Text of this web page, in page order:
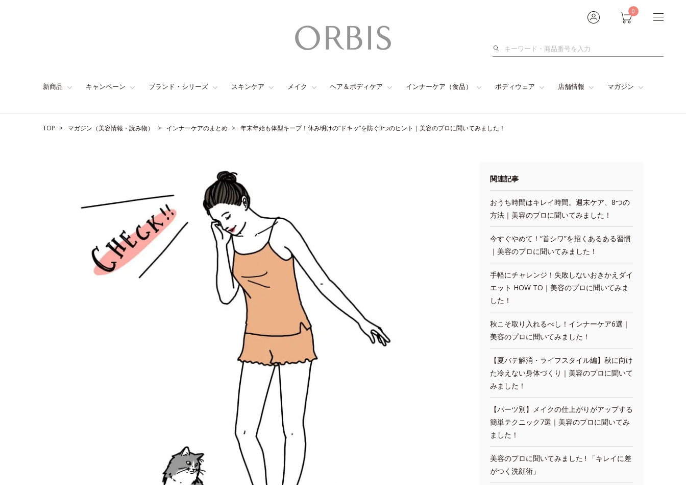
0
検
新商品 キャンペーン ブランド・シリーズ スキンケア メイク ヘア＆ボディケア インナーケア（食品） ボディウェア 店舗情報 マガジン
TOP マガジン（美容情報・読み物） インナーケアのまとめ 年末年始も体型キープ！休み明けの“ドキッ”を防ぐ3つのヒント｜美容のプロに聞いてみました！
関連記事
おうち時間はキレイ時間。週末ケア、8つの
方法｜美容のプロに聞いてみました！
今すぐやめて！“首シワ”を招くあるある習慣
｜美容のプロに聞いてみました！
手軽にチャレンジ！失敗しないおきかえダイ
エット HOW TO｜美容のプロに聞いてみま
した！
秋こそ取り入れるべし！インナーケア6選｜
美容のプロに聞いてみました！
【夏バテ解消・ライフスタイル編】秋に向け
た冷えない身体づくり｜美容のプロに聞いて
みました！
【パーツ別】メイクの仕上がりがアップする
簡単テクニック7選｜美容のプロに聞いてみ
ました！
美容のプロに聞いてみました ! 「キレイに差
がつく洗顔術」